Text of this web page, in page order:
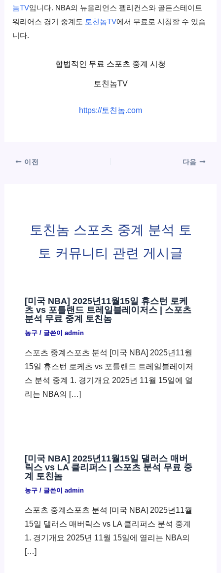
놈TV입니다. NBA의 뉴올리언스 펠리컨스와 골든스테이트
워리어스 경기 중계도 토친놈TV에서 무료로 시청할 수 있습
니다.
합법적인 무료 스포츠 중계 시청
토친놈TV
https://토친놈.com
이전 다음
토친놈 스포츠 중계 분석 토
토 커뮤니티 관련 게시글
[미국 NBA] 2025년11월15일 휴스턴 로케
츠 vs 포틀랜드 트레일블레이저스 | 스포츠
분석 무료 중계 토친놈
농구/ 글쓴이 admin
스포츠 중계스포츠 분석 [미국 NBA] 2025년11월
15일 휴스턴 로케츠 vs 포틀랜드 트레일블레이저
스 분석 중계 1. 경기개요 2025년 11월 15일에 열
리는 NBA의 […]
[미국 NBA] 2025년11월15일 댈러스 매버
릭스 vs LA 클리퍼스 | 스포츠 분석 무료 중
계 토친놈
농구/ 글쓴이 admin
스포츠 중계스포츠 분석 [미국 NBA] 2025년11월
15일 댈러스 매버릭스 vs LA 클리퍼스 분석 중계
1. 경기개요 2025년 11월 15일에 열리는 NBA의
[…]